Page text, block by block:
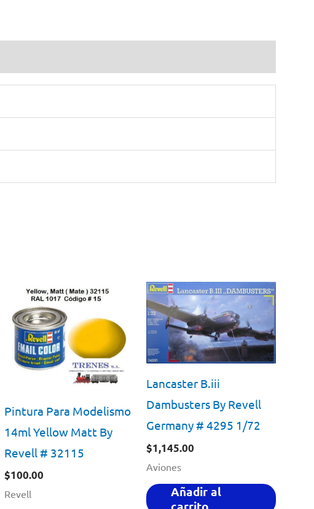
Pintura Para Modelismo
14ml Yellow Matt By
Revell # 32115
$100.00
Revell
Lancaster B.iii
Dambusters By Revell
Germany # 4295 1/72
$1,145.00
Aviones
Añadir al